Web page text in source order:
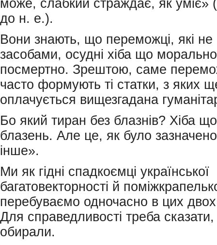
може, слабкий страждає, як уміє»
до н. е.).
Вони знають, що переможці, які не
засобами, осудні хіба що
посмертно. Зрештою, саме
часто формують ті статки, з яких
оплачується вищезгадана
Бо який тиран без блазнів? Хіба
блазень. Але це, як було
інше».
Ми як гідні спадкоємці української
багатовекторності й
перебуваємо одночасно в цих
Для справедливості треба
обирали.